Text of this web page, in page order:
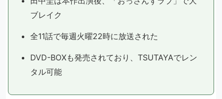
ブレイク
全11話で毎週火曜22時に放送された
DVD-BOXも発売されており、TSUTAYAでレン
タル可能